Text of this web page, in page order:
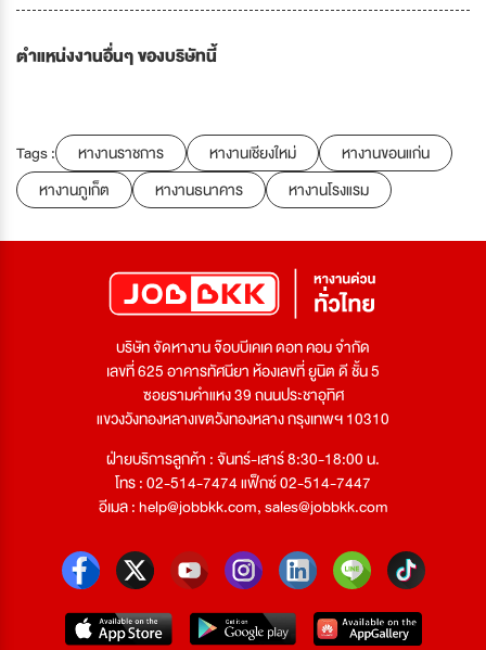
ตำแหน่งงานอื่นๆ ของบริษัทนี้
Tags : หางานราชการ หางานเชียงใหม่
หางานขอนแก่น
หางานภูเก็ต
หางานธนาคาร หางานโรงแรม
บริษัท จัดหางาน จ๊อบบีเคเค ดอท คอม จำกัด
เลขที่ 625 อาคารทัศนียา ห้องเลขที่ ยูนิต ดี ชั้น 5
ซอยรามคำแหง 39 ถนนประชาอุทิศ
แขวงวังทองหลางเขตวังทองหลาง กรุงเทพฯ 10310
ฝ่ายบริการลูกค้า : จันทร์-เสาร์ 8:30-18:00 น.
โทร : 02-514-7474 แฟ็กซ์ 02-514-7447
อีเมล :help@jobbkk.com,sales@jobbkk.com